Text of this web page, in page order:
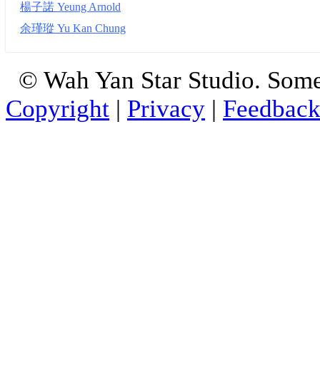
楊子諾 Yeung Arnold
余瑾瑽 Yu Kan Chung
© Wah Yan Star Studio.
Copyright | Privacy | Feedback